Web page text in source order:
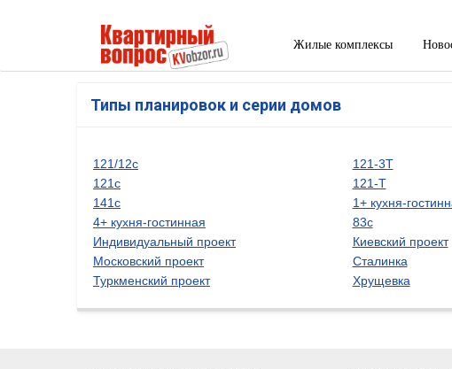
Жилые комплексы
Типы планировок и серии домов
121/12с 121-3Т
121с
121-Т
141с
1+ кухня-
4+ кухня-гостинная
83с
Индивидуальный проект
Киевский проект
Московский проект
Сталинка
Туркменский проект
Хрущевка